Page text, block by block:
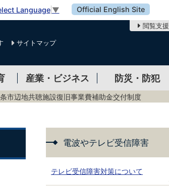
Language ▼ Official English Site
閲覧支援
サイトマップ
産業・ビジネス 防災・防犯
市辺地共聴施設復旧事業費補助金交付制度
電波やテレビ受信障害
テレビ受信障害対策について